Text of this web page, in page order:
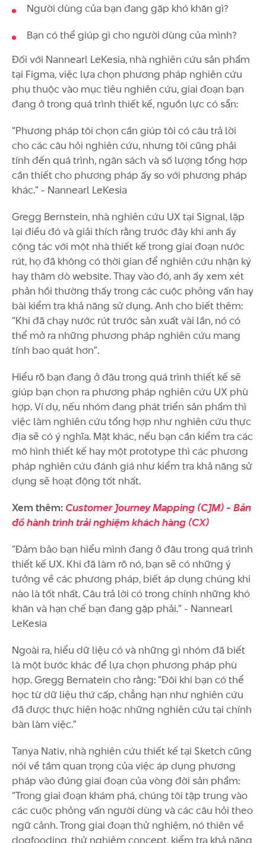
Người dùng của bạn đang gặp khó khăn gì?
Bạn có thể giúp gì cho người dùng của mình?
Đối với Nannearl LeKesia, nhà nghiên cứu sản phẩm
tại Figma, việc lựa chọn phương pháp nghiên cứu
phụ thuộc vào mục tiêu nghiên cứu, giai đoạn bạn
đang ở trong quá trình thiết kế, nguồn lực có sẵn:
“Phương pháp tôi chọn cần giúp tôi có câu trả lời
cho các câu hỏi nghiên cứu, nhưng tôi cũng phải
tính đến quá trình, ngân sách và số lượng tổng hợp
cần thiết cho phương pháp ấy so với phương pháp
khác.” - Nannearl LeKesia
Gregg Bernstein, nhà nghiên cứu UX tại Signal, lặp
lại điều đó và giải thích rằng trước đây khi anh ấy
cộng tác với một nhà thiết kế trong giai đoạn nước
rút, họ đã không có thời gian để nghiên cứu nhận ký
hay thăm dò website. Thay vào đó, anh ấy xem xét
phản hồi thường thấy trong các cuộc phỏng vấn hay
bài kiểm tra khả năng sử dụng. Anh cho biết thêm:
“Khi đã chạy nước rút trước sản xuất vài lần, nó có
thể mở ra những phương pháp nghiên cứu mang
tính bao quát hơn”.
Hiểu rõ bạn đang ở đâu trong quá trình thiết kế sẽ
giúp bạn chọn ra phương pháp nghiên cứu UX phù
hợp. Ví dụ, nếu nhóm đang phát triển sản phẩm thì
việc làm nghiên cứu tổng hợp như nghiên cứu thực
địa sẽ có ý nghĩa. Mặt khác, nếu bạn cần kiểm tra các
mô hình thiết kế hay một prototype thì các phương
pháp nghiên cứu đánh giá như kiểm tra khả năng sử
dụng sẽ hoạt động tốt nhất.
Xem thêm: Customer Journey Mapping (CJM) - Bản
đồ hành trình trải nghiệm khách hàng (CX)
“Đảm bảo bạn hiểu mình đang ở đâu trong quá trình
thiết kế UX. Khi đã làm rõ nó, bạn sẽ có những ý
tưởng về các phương pháp, biết áp dụng chúng khi
nào là tốt nhất. Câu trả lời có trong chính những khó
khăn và hạn chế bạn đang gặp phải.” - Nannearl
LeKesia
Ngoài ra, hiểu dữ liệu có và những gì nhóm đã biết
là một bước khác để lựa chọn phương pháp phù
hợp. Gregg Bernatein cho rằng: “Đôi khi bạn có thể
học từ dữ liệu thứ cấp, chẳng hạn như nghiên cứu
đã được thực hiện hoặc những nghiên cứu tại chính
bàn làm việc.”
Tanya Nativ, nhà nghiên cứu thiết kế tại Sketch cũng
nói về tầm quan trọng của việc áp dụng phương
pháp vào đúng giai đoạn của vòng đời sản phẩm:
“Trong giai đoạn khám phá, chúng tôi tập trung vào
các cuộc phỏng vấn người dùng và các câu hỏi theo
ngữ cảnh. Trong giai đoạn thử nghiệm, nó thiên về
dogfooding, thử nghiệm concept, kiểm tra khả năng